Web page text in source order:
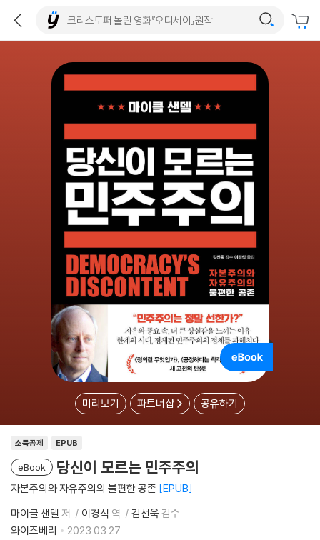
미리보기 파트너샵 공유하기
소득공제 EPUB
eBook 당신이 모르는 민주주의
자본주의와 자유주의의 불편한 공존 EPUB
마이클 샌델 저 이경식 역 김선욱 감수
와이즈베리
2023.03.27.